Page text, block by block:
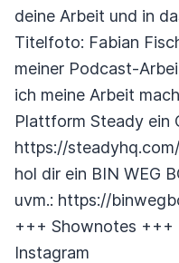
deine Arbeit und in
Titelfoto: Fabian
meiner Podcast-
ich meine Arbeit
Plattform Steady ein
https://
hol dir ein BIN WEG
uvm.: https://
+++ Shownotes +++
Instagram